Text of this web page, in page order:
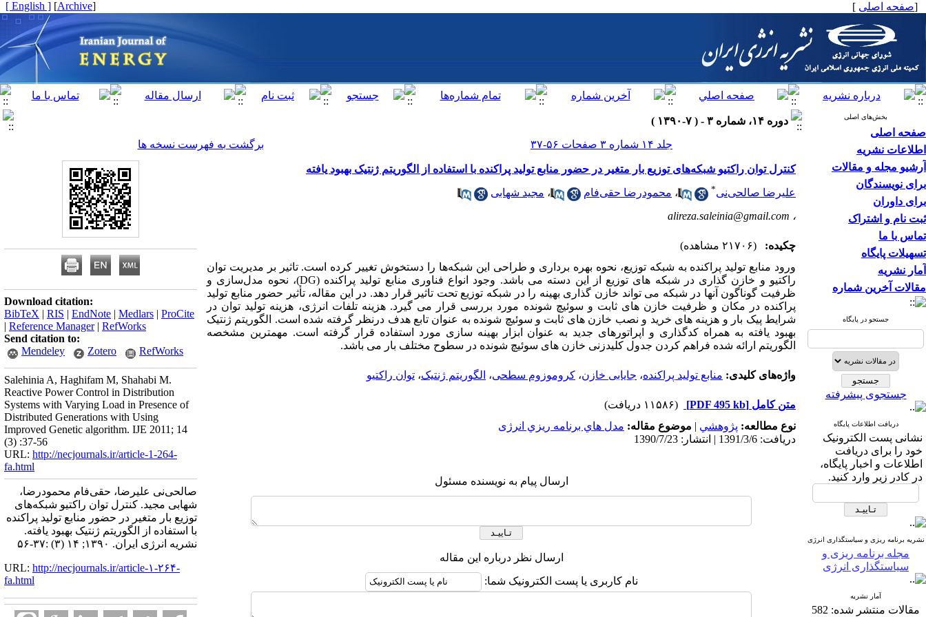
[صفحه اصلی ]
[
Archive
]
[ English ]
بخش‌های اصلی
صفحه اصلی
اطلاعات نشریه
آرشیو مجله و مقالات
برای نویسندگان
برای داوران
ثبت نام و اشتراک
تماس با ما
تسهیلات پایگاه
آمار نشریه
مقالات آخرین شماره
جستجو در پایگاه
جستجوی پیشرفته
دریافت اطلاعات پایگاه
نشانی پست الکترونیک
خود را برای دریافت
اطلاعات و اخبار پایگاه،
در کادر زیر وارد کنید.
نشریه برنامه ریزی و سیاستگذاری انرژی
مجله برنامه ریزی و
سیاستگذاری انرژی
آمار نشریه
مقالات منتشر شده: 582
دوره ۱۴، شماره ۳ - ( ۷-۱۳۹۰ )
جلد ۱۴ شماره ۳ صفحات ۵۶-۳۷
برگشت به فهرست نسخه ها
کنترل توان راکتیو شبکه‌های توزیع بار متغیر در حضور منابع تولید پراکنده با استفاده از الگوریتم ژنتیک بهبود یافته
علیرضا صالحی‌نی* ، محمودرضا حقی‌فام ، مجید شهابی
، alireza.saleinia@gmail.com
چکیده:
(۲۱۷۰۶ مشاهده)
ورود منابع تولید پراکنده به شبکه توزیع، نحوه بهره برداری و طراحی این شبکه‌ها را دستخوش تغییر کرده است. تاثیر بر مدیریت توان
راکتیو و خازن گذاری در شبکه های توزیع از این دسته می باشد. وجود انواع فناوری منابع تولید پراکنده (DG)، نحوه مدل‌سازی و
ظرفیت گوناگون آنها در شبکه می تواند خازن گذاری بهینه را در شبکه توزیع تحت تاثیر قرار دهد. در این مقاله، تأثیر حضور منابع تولید
پراکنده در مکان و ظرفیت خازن های ثابت و سوئیچ شونده مورد بررسی قرار می گیرد. هزینه تلفات انرژی، هزینه تولید توان در
شرایط پیک بار و هزینه های خرید و نصب خازن های ثابت و سوئیچ شونده به عنوان تابع هدف درنظر گرفته شده است. الگوریتم ژنتیک
بهبود یافته به همراه کدگذاری و اپراتورهای جدید به عنوان ابزار بهینه سازی مورد استفاده قرار گرفته است. مهمترین مشخصه
الگوریتم ارائه شده فراهم کردن جدول کلیدزنی خازن های سوئیچ شونده در سطوح مختلف بار می باشد.
واژه‌های کلیدی: منابع تولید پراکنده، جایابی خازن، کروموزوم سطحی، الگوریتم ژنتیک، توان راکتیو
متن کامل [PDF 495 kb]
(۱۱۵۸۶ دریافت)
نوع مطالعه: پژوهشي | موضوع مقاله: مدل هاي برنامه ريزي انرژی
دریافت: 1391/3/6 | انتشار: 1390/7/23
ارسال پیام به نویسنده مسئول
ارسال نظر درباره این مقاله
نام کاربری یا پست الکترونیک شما:
Download citation:
BibTeX | RIS | EndNote | Medlars | ProCite
| Reference Manager| RefWorks
Send citation to:
Mendeley
Zotero RefWorks
Salehinia A, Haghifam M, Shahabi M.
Reactive Power Control in Distribution
Systems with Varying Load in Presence of
Distributed Generations with Using
Improved Genetic algorithm. IJE 2011; 14
(3) :37-56
URL: http://necjournals.ir/article-1-264-
fa.html
صالحی‌نی علیرضا، حقی‌فام محمودرضا،
شهابی مجید. کنترل توان راکتیو شبکه‌های
توزیع بار متغیر در حضور منابع تولید پراکنده
با استفاده از الگوریتم ژنتیک بهبود یافته.
نشریه انرژی ایران. ۱۳۹۰; ۱۴ (۳) :۳۷-۵۶
URL: http://necjournals.ir/article-۱-۲۶۴-
fa.html